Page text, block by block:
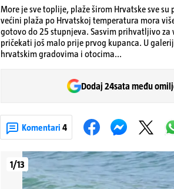
More je sve toplije, plaže širom Hrvatske sve
većini plaža po Hrvatskoj temperatura mora
gotovo do 25 stupnjeva. Sasvim prihvatljivo
pričekati još malo prije prvog kupanca. U
hrvatskim gradovima i otocima...
Dodaj 24sata među
Komentari 4
1/13